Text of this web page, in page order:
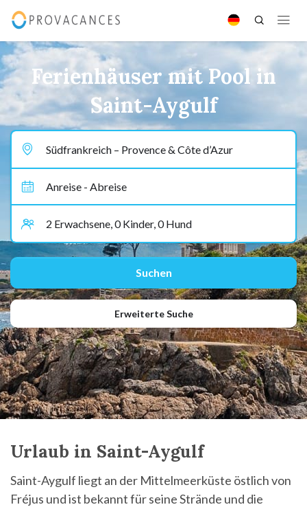
Ferienhäuser mit Pool in
Saint-Aygulf
Erweiterte Suche
Urlaub in Saint-Aygulf
Saint-Aygulf liegt an der Mittelmeerküste östlich von
Fréjus und ist bekannt für seine Strände und die